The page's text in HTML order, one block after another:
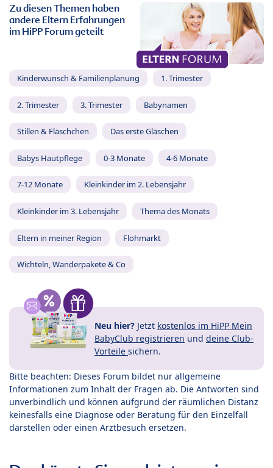
Zu diesen Themen haben
andere Eltern Erfahrungen
im HiPP Forum geteilt
Kinderwunsch & Familienplanung 1. Trimester
2. Trimester 3. Trimester Babynamen
Stillen & Fläschchen Das erste Gläschen
Babys Hautpflege 0-3 Monate 4-6 Monate
7-12 Monate Kleinkinder im 2. Lebensjahr
Kleinkinder im 3. Lebensjahr Thema des Monats
Eltern in meiner Region Flohmarkt
Wichteln, Wanderpakete & Co
Neu hier? Jetzt kostenlos im HiPP Mein
BabyClub registrieren und deine Club-
Vorteile sichern.
Bitte beachten: Dieses Forum bildet nur allgemeine
Informationen zum Inhalt der Fragen ab. Die Antworten sind
unverbindlich und können aufgrund der räumlichen Distanz
keinesfalls eine Diagnose oder Beratung für den Einzelfall
darstellen oder einen Arztbesuch ersetzen.